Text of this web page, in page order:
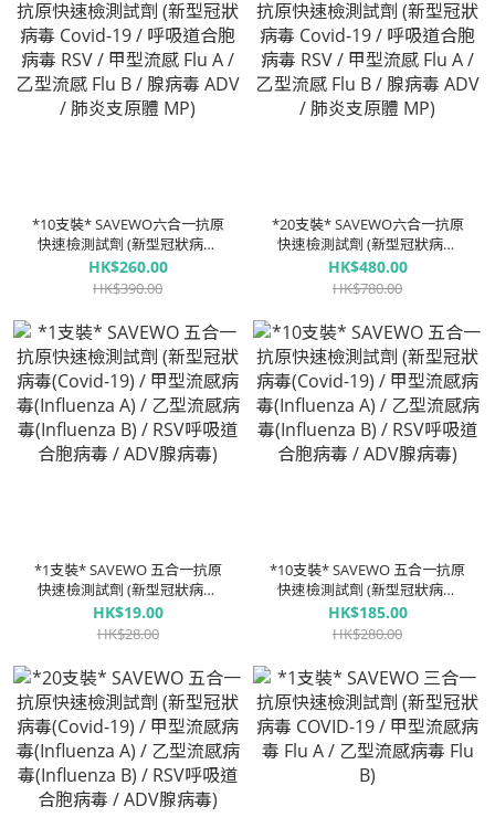
*10支裝* SAVEWO六合一抗原
快速檢測試劑 (新型冠狀病毒
Covid-19 / 呼吸道合胞病毒
RSV / 甲型流感 Flu A / ⼄型流
原體 MP)
HK$260.00
HK$390.00
*20支裝* SAVEWO六合一抗原
快速檢測試劑 (新型冠狀病毒
Covid-19 / 呼吸道合胞病毒
RSV / 甲型流感 Flu A / ⼄型流
原體 MP)
HK$480.00
HK$780.00
*1支裝* SAVEWO 五合一抗原
快速檢測試劑 (新型冠狀病毒
(Covid-19) / 甲型流感病毒
(Influenza A) / 乙型流感病毒
病毒 / ADV腺病毒)
HK$19.00
HK$28.00
*10支裝* SAVEWO 五合一抗原
快速檢測試劑 (新型冠狀病毒
(Covid-19) / 甲型流感病毒
(Influenza A) / 乙型流感病毒
病毒 / ADV腺病毒)
HK$185.00
HK$280.00